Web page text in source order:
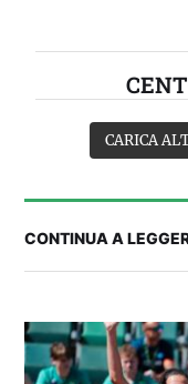
CARICA
CONTINUA A